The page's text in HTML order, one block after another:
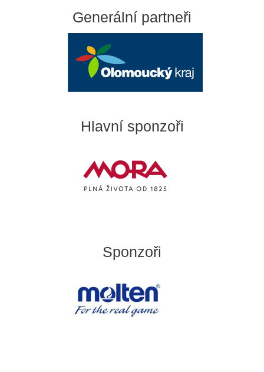
Generální partneři
Hlavní sponzoři
Sponzoři